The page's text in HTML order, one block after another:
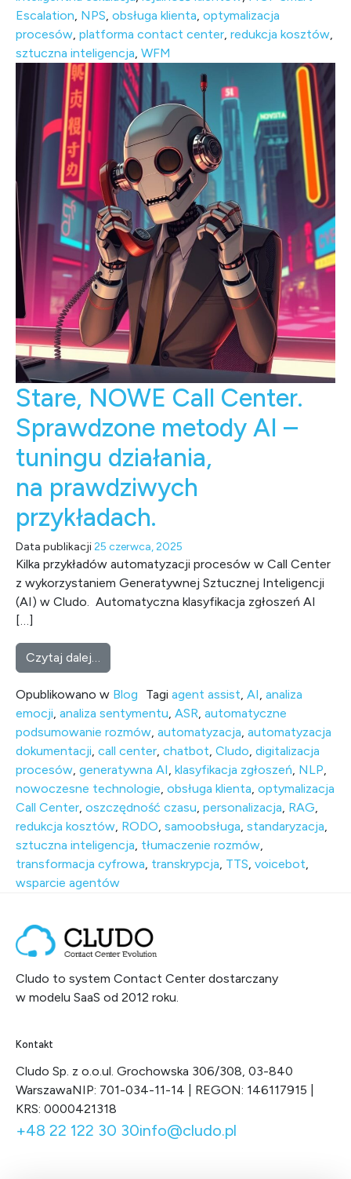
Escalation, NPS, obsługa klienta, optymalizacja
procesów, platforma contact center, redukcja kosztów,
sztuczna inteligencja, WFM
Stare, NOWE Call Center.
Sprawdzone metody AI –
tuningu działania,
na prawdziwych
przykładach.
Data publikacji25 czerwca, 2025
Kilka przykładów automatyzacji procesów w Call Center
z wykorzystaniem Generatywnej Sztucznej Inteligencji
(AI) w Cludo. Automatyczna klasyfikacja zgłoszeń AI
[…]
Czytaj dalej…
Opublikowano w Blog Tagi agent assist, AI, analiza
emocji, analiza sentymentu, ASR, automatyczne
podsumowanie rozmów, automatyzacja, automatyzacja
dokumentacji, call center, chatbot, Cludo, digitalizacja
procesów, generatywna AI, klasyfikacja zgłoszeń, NLP,
nowoczesne technologie, obsługa klienta, optymalizacja
Call Center, oszczędność czasu, personalizacja, RAG,
redukcja kosztów, RODO, samoobsługa, standaryzacja,
sztuczna inteligencja, tłumaczenie rozmów,
transformacja cyfrowa, transkrypcja, TTS, voicebot,
wsparcie agentów
Cludo to system Contact Center dostarczany
w modelu SaaS od 2012 roku.
Kontakt
Cludo Sp. z o.o. ul. Grochowska 306/308, 03-840
WarszawaNIP: 701-034-11-14 | REGON: 146117915 |
KRS: 0000421318
+48 22 122 30 30info@cludo.pl